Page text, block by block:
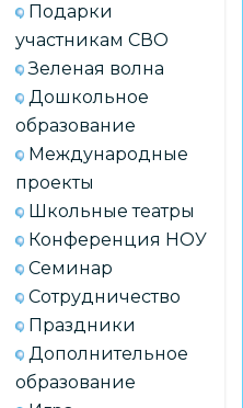
Подарки
участникам СВО
Зеленая волна
Дошкольное
образование
Международные
проекты
Школьные театры
Конференция НОУ
Семинар
Сотрудничество
Праздники
Дополнительное
образование